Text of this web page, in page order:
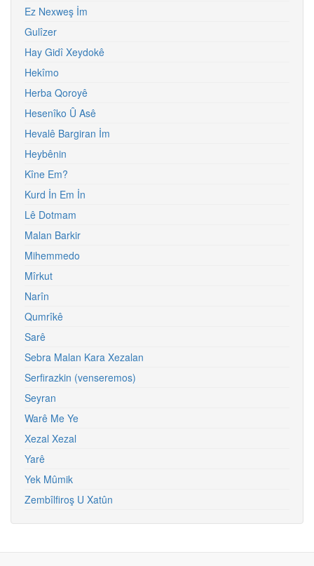
Ez Nexweş İm
Gulîzer
Hay Gidî Xeydokê
Hekîmo
Herba Qoroyê
Hesenîko Û Asê
Hevalê Bargiran İm
Heybênin
Kîne Em?
Kurd İn Em İn
Lê Dotmam
Malan Barkir
Mihemmedo
Mîrkut
Narîn
Qumrîkê
Sarê
Sebra Malan Kara Xezalan
Serfirazkin (venseremos)
Seyran
Warê Me Ye
Xezal Xezal
Yarê
Yek Mûmik
Zembîlfiroş U Xatûn